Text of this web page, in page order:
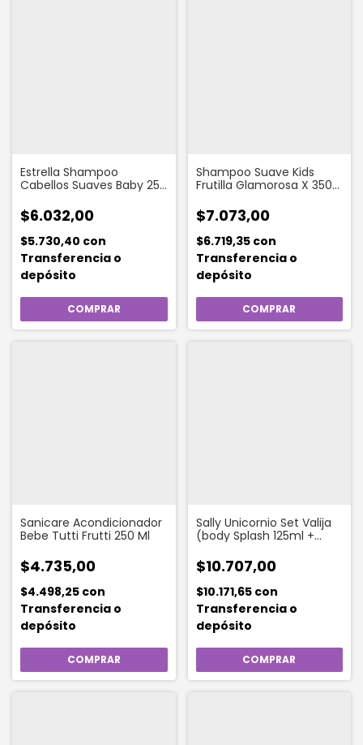
Estrella Shampoo
Cabellos Suaves Baby 250
$6.032,00
$5.730,40 con
Transferencia o
depósito
Shampoo Suave Kids
Frutilla Glamorosa X 350
$7.073,00
$6.719,35 con
Transferencia o
depósito
Sanicare Acondicionador
Bebe Tutti Frutti 250 Ml
$4.735,00
$4.498,25 con
Transferencia o
depósito
Sally Unicornio Set Valija
(body Splash 125ml +
$10.707,00
$10.171,65 con
Transferencia o
depósito